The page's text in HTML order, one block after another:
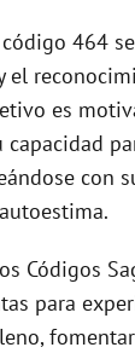
464
el
es
capacidad
con
Códigos
para